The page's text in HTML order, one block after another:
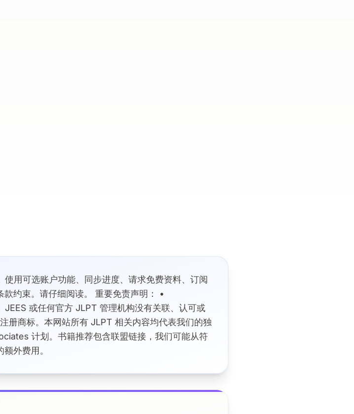
用可选账户功能、同步进度、请求免费资料、订阅
约束。请仔细阅读。 重要免责声明： •
或任何官方 JLPT 管理机构没有关联、认可或
册商标。本网站所有 JLPT 相关内容均代表我们的独
计划。书籍推荐包含联盟链接，我们可能从符
外费用。